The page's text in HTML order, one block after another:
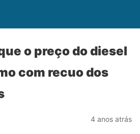
o preço do diesel
com recuo dos
4 anos atrás